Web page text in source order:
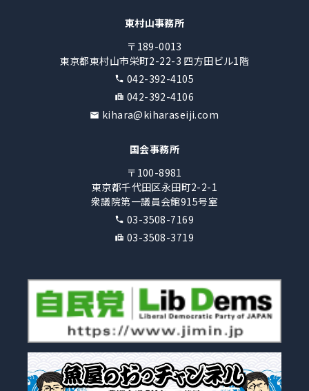
東村山事務所
〒189-0013
東京都東村山市栄町2-22-3 四方田ビル1階
042-392-4105
042-392-4106
kihara@kiharaseiji.com
国会事務所
〒100-8981
東京都千代田区永田町2-2-1
衆議院第一議員会館915号室
03-3508-7169
03-3508-3719